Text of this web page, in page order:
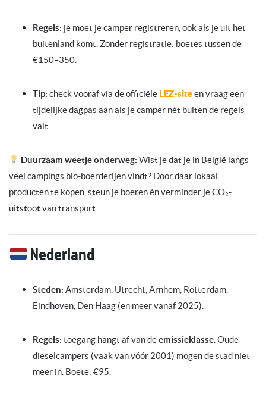
Regels: je moet je camper registreren, ook als je uit het
buitenland komt. Zonder registratie: boetes tussen de
€150–350.
Tip: check vooraf via de officiëleLEZ-siteen vraag een
tijdelijke dagpas aan als je camper nét buiten de regels
valt.
Duurzaam weetje onderweg: Wist je dat je in België langs
veel campings bio-boerderijen vindt? Door daar lokaal
producten te kopen, steun je boeren én verminder je CO₂-
uitstoot van transport.
Nederland
Steden: Amsterdam, Utrecht, Arnhem, Rotterdam,
Eindhoven, Den Haag (en meer vanaf 2025).
Regels: toegang hangt af van deemissieklasse . Oude
dieselcampers (vaak van vóór 2001) mogen de stad niet
meer in. Boete: €95.